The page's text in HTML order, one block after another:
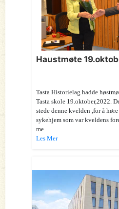
Haustmøte
Tasta Historielag hadde
Tasta skole 19.oktober,2022.
stede denne kvelden ,for å
sykehjem som var kveldens
me...
Les Mer